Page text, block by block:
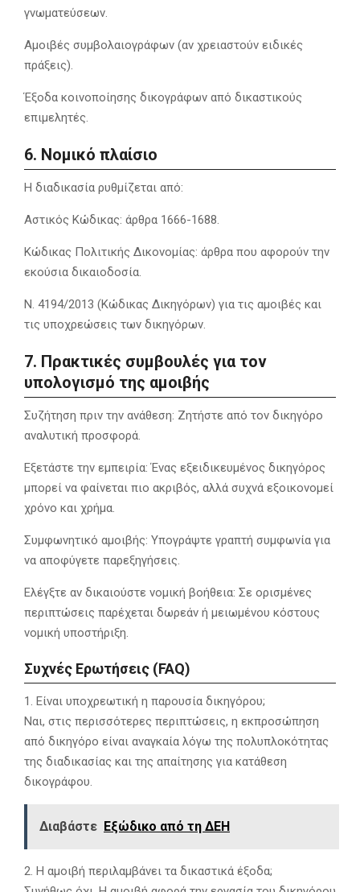
γνωματεύσεων.
Αμοιβές συμβολαιογράφων (αν χρειαστούν ειδικές
πράξεις).
Έξοδα κοινοποίησης δικογράφων από δικαστικούς
επιμελητές.
6. Νομικό πλαίσιο
Η διαδικασία ρυθμίζεται από:
Αστικός Κώδικας: άρθρα 1666-1688.
Κώδικας Πολιτικής Δικονομίας: άρθρα που αφορούν την
εκούσια δικαιοδοσία.
Ν. 4194/2013 (Κώδικας Δικηγόρων) για τις αμοιβές και
τις υποχρεώσεις των δικηγόρων.
7. Πρακτικές συμβουλές για τον
υπολογισμό της αμοιβής
Συζήτηση πριν την ανάθεση: Ζητήστε από τον δικηγόρο
αναλυτική προσφορά.
Εξετάστε την εμπειρία: Ένας εξειδικευμένος δικηγόρος
μπορεί να φαίνεται πιο ακριβός, αλλά συχνά εξοικονομεί
χρόνο και χρήμα.
Συμφωνητικό αμοιβής: Υπογράψτε γραπτή συμφωνία για
να αποφύγετε παρεξηγήσεις.
Ελέγξτε αν δικαιούστε νομική βοήθεια: Σε ορισμένες
περιπτώσεις παρέχεται δωρεάν ή μειωμένου κόστους
νομική υποστήριξη.
Συχνές Ερωτήσεις (FAQ)
1. Είναι υποχρεωτική η παρουσία δικηγόρου;
Ναι, στις περισσότερες περιπτώσεις, η εκπροσώπηση
από δικηγόρο είναι αναγκαία λόγω της πολυπλοκότητας
της διαδικασίας και της απαίτησης για κατάθεση
δικογράφου.
Διαβάστε Εξώδικο από τη ΔΕΗ
2. Η αμοιβή περιλαμβάνει τα δικαστικά έξοδα;